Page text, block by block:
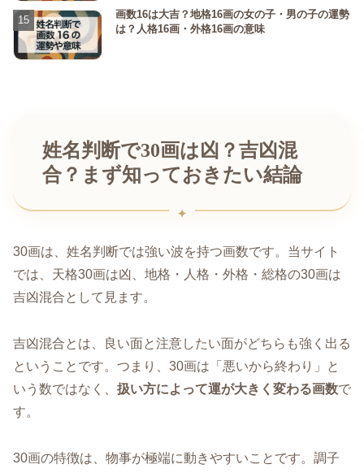
画数16は大吉？地格16画の女の子・男の子の運勢
は？人格16画・外格16画の意味
姓名判断で30画は凶？吉凶混
合？まず知っておきたい結論
30画は、姓名判断では強い波を持つ画数です。当サイト
では、天格30画は凶、地格・人格・外格・総格の30画は
吉凶混合として見ます。
吉凶混合とは、良い面と注意したい面がどちらも強く出る
ということです。つまり、30画は「悪いから終わり」と
いう数ではなく、 扱い方によって運が大きく変わる画数で
す。
30画の特徴は、物事が極端に動きやすいことです。調子